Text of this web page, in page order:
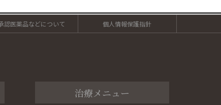
認医薬品などについて 個人情報保護指針
治療メニュー